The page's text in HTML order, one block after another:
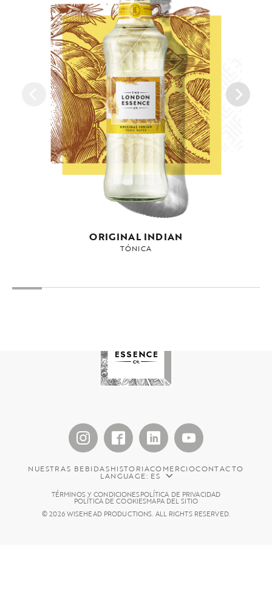
ORIGINAL INDIAN
TÓNICA
NUESTRAS BEBIDASHISTORIACOMERCIOCONTACTO
LANGUAGE: ES
TÉRMINOS Y CONDICIONESPOLÍTICA DE PRIVACIDAD
POLÍTICA DE COOKIESMAPA DEL SITIO
© 2026 WISEHEAD PRODUCTIONS. ALL RIGHTS RESERVED.